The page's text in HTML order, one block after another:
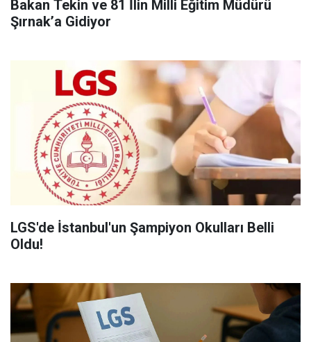
Bakan Tekin ve 81 İlin Milli Eğitim Müdürü
Şırnak’a Gidiyor
LGS'de İstanbul'un Şampiyon Okulları Belli
Oldu!